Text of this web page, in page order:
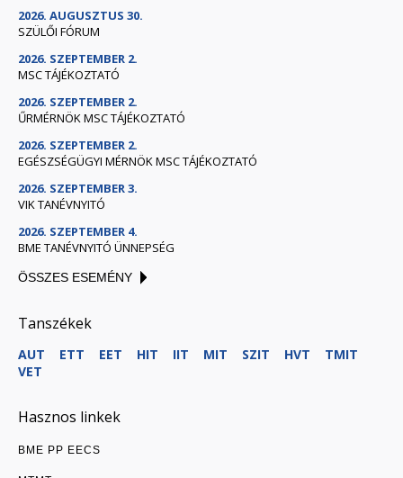
2026. AUGUSZTUS 30.
SZÜLŐI FÓRUM
2026. SZEPTEMBER 2.
MSC TÁJÉKOZTATÓ
2026. SZEPTEMBER 2.
ŰRMÉRNÖK MSC TÁJÉKOZTATÓ
2026. SZEPTEMBER 2.
EGÉSZSÉGÜGYI MÉRNÖK MSC TÁJÉKOZTATÓ
2026. SZEPTEMBER 3.
VIK TANÉVNYITÓ
2026. SZEPTEMBER 4.
BME TANÉVNYITÓ ÜNNEPSÉG
ÖSSZES ESEMÉNY
Tanszékek
AUT ETT EET HIT IIT MIT SZIT HVT
TMIT
VET
Hasznos linkek
BME PP EECS